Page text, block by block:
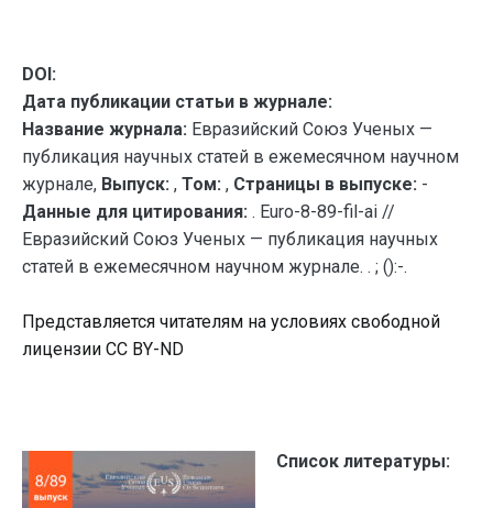
DOI:
Дата публикации статьи в журнале:
Название журнала: Евразийский Союз Ученых —
публикация научных статей в ежемесячном научном
журнале, Выпуск: , Том: , Страницы в выпуске: -
Данные для цитирования: . Euro-8-89-fil-ai //
Евразийский Союз Ученых — публикация научных
статей в ежемесячном научном журнале. . ; ():-.
Представляется читателям на условиях свободной
лицензии CC BY-ND
Список литературы: